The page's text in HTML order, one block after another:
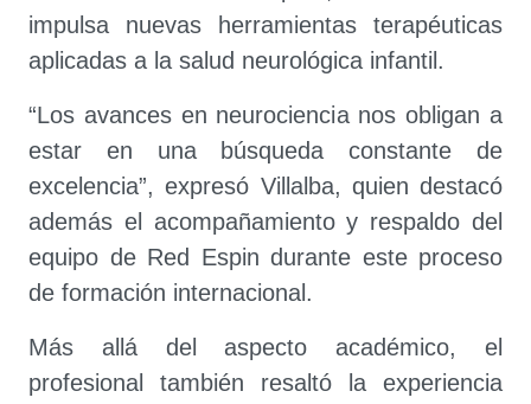
impulsa nuevas herramientas terapéuticas
aplicadas a la salud neurológica infantil.
“Los avances en neurociencia nos obligan a
estar en una búsqueda constante de
excelencia”, expresó Villalba, quien destacó
además el acompañamiento y respaldo del
equipo de Red Espin durante este proceso
de formación internacional.
Más allá del aspecto académico, el
profesional también resaltó la experiencia